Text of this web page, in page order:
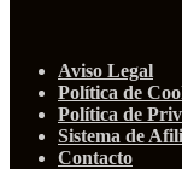
Aviso Legal
Política de
Política de
Sistema de
Contacto